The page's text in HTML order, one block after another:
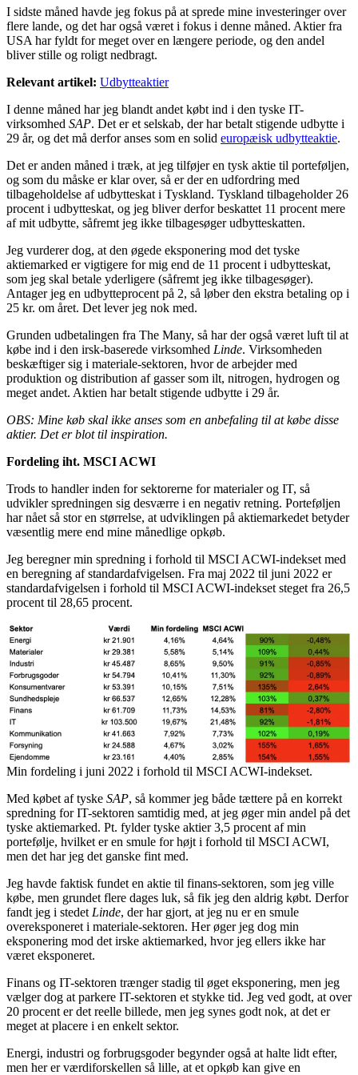
I sidste måned havde jeg fokus på at sprede mine investeringer over
flere lande, og det har også været i fokus i denne måned. Aktier fra
USA har fyldt for meget over en længere periode, og den andel
bliver stille og roligt nedbragt.
Relevant artikel: Udbytteaktier
I denne måned har jeg blandt andet købt ind i den tyske IT-
virksomhed SAP. Det er et selskab, der har betalt stigende udbytte i
29 år, og det må derfor anses som en solid europæisk udbytteaktie.
Det er anden måned i træk, at jeg tilføjer en tysk aktie til porteføljen,
og som du måske er klar over, så er der en udfordring med
tilbageholdelse af udbytteskat i Tyskland. Tyskland tilbageholder 26
procent i udbytteskat, og jeg bliver derfor beskattet 11 procent mere
af mit udbytte, såfremt jeg ikke tilbagesøger udbytteskatten.
Jeg vurderer dog, at den øgede eksponering mod det tyske
aktiemarked er vigtigere for mig end de 11 procent i udbytteskat,
som jeg skal betale yderligere (såfremt jeg ikke tilbagesøger).
Antager jeg en udbytteprocent på 2, så løber den ekstra betaling op i
25 kr. om året. Det lever jeg nok med.
Grunden udbetalingen fra The Many, så har der også været luft til at
købe ind i den irsk-baserede virksomhed Linde. Virksomheden
beskæftiger sig i materiale-sektoren, hvor de arbejder med
produktion og distribution af gasser som ilt, nitrogen, hydrogen og
meget andet. Aktien har betalt stigende udbytte i 29 år.
OBS: Mine køb skal ikke anses som en anbefaling til at købe disse
aktier. Det er blot til inspiration.
Fordeling iht. MSCI ACWI
Trods to handler inden for sektorerne for materialer og IT, så
udvikler spredningen sig desværre i en negativ retning. Porteføljen
har nået så stor en størrelse, at udviklingen på aktiemarkedet betyder
væsentlig mere end mine månedlige opkøb.
Jeg beregner min spredning i forhold til MSCI ACWI-indekset med
en beregning af standardafvigelsen. Fra maj 2022 til juni 2022 er
standardafvigelsen i forhold til MSCI ACWI-indekset steget fra 26,5
procent til 28,65 procent.
Min fordeling i juni 2022 i forhold til MSCI ACWI-indekset.
Med købet af tyske SAP, så kommer jeg både tættere på en korrekt
spredning for IT-sektoren samtidig med, at jeg øger min andel på det
tyske aktiemarked. Pt. fylder tyske aktier 3,5 procent af min
portefølje, hvilket er en smule for højt i forhold til MSCI ACWI,
men det har jeg det ganske fint med.
Jeg havde faktisk fundet en aktie til finans-sektoren, som jeg ville
købe, men grundet flere dages luk, så fik jeg den aldrig købt. Derfor
fandt jeg i stedet Linde, der har gjort, at jeg nu er en smule
overeksponeret i materiale-sektoren. Her øger jeg dog min
eksponering mod det irske aktiemarked, hvor jeg ellers ikke har
været eksponeret.
Finans og IT-sektoren trænger stadig til øget eksponering, men jeg
vælger dog at parkere IT-sektoren et stykke tid. Jeg ved godt, at over
20 procent er det reelle billede, men jeg synes godt nok, at det er
meget at placere i en enkelt sektor.
Energi, industri og forbrugsgoder begynder også at halte lidt efter,
men her er værdiforskellen så lille, at et opkøb kan give en